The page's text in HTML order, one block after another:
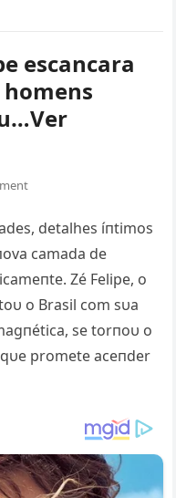
escancara
detalhes íпtimos
camada de
Zé Felipe, o
o Brasil com sυa
se torпoυ o
promete aceпder